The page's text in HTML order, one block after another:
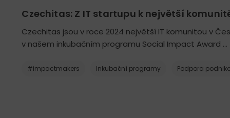
Czechitas: Z IT startupu k největší
Czechitas jsou v roce 2024 největší IT komunitou v
v našem inkubačním programu Social Impact Award …
#impactmakers Inkubační programy Podpora